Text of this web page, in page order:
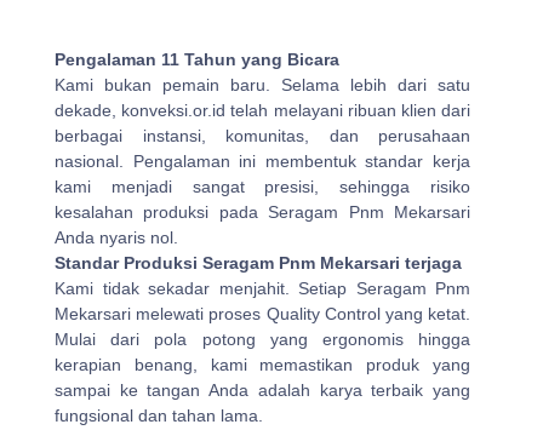
Pengalaman 11 Tahun yang Bicara
Kami bukan pemain baru. Selama lebih dari satu
dekade, konveksi.or.id telah melayani ribuan klien dari
berbagai instansi, komunitas, dan perusahaan
nasional. Pengalaman ini membentuk standar kerja
kami menjadi sangat presisi, sehingga risiko
kesalahan produksi pada Seragam Pnm Mekarsari
Anda nyaris nol.
Standar Produksi Seragam Pnm Mekarsari terjaga
Kami tidak sekadar menjahit. Setiap Seragam Pnm
Mekarsari melewati proses Quality Control yang ketat.
Mulai dari pola potong yang ergonomis hingga
kerapian benang, kami memastikan produk yang
sampai ke tangan Anda adalah karya terbaik yang
fungsional dan tahan lama.